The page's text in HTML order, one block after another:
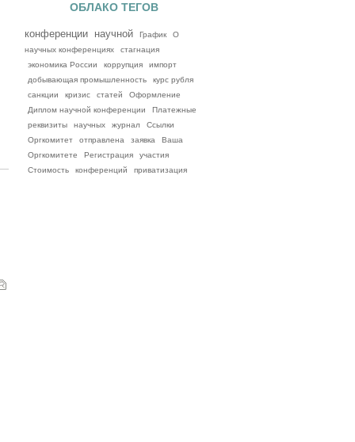
ОБЛАКО ТЕГОВ
конференции научной График
О
научных конференциях
стагнация
экономика России
коррупция
импорт
добывающая промышленность
курс рубля
санкции
кризис статей
Оформление
Диплом научной конференции
Платежные
реквизиты
научных журнал
Ссылки
Оргкомитет
отправлена заявка
Ваша
Оргкомитете
Регистрация
участия
Стоимость
конференций приватизация